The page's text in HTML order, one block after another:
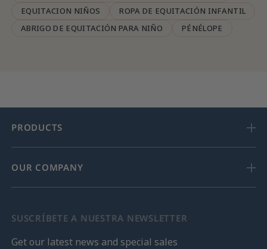
EQUITACION NIÑOS
ROPA DE EQUITACIÓN INFANTIL
ABRIGO DE EQUITACIÓN PARA NIÑO
PÉNÉLOPE
PRODUCTS
OUR COMPANY
SUSCRÍBETE A NUESTRA NEWSLETTER
Get our latest news and special sales